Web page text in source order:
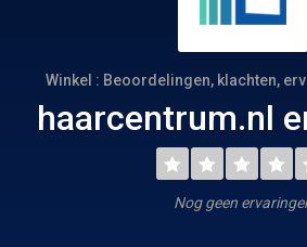
Winkel : Beoordelingen, klachten,
haarcentrum.nl
Nog geen